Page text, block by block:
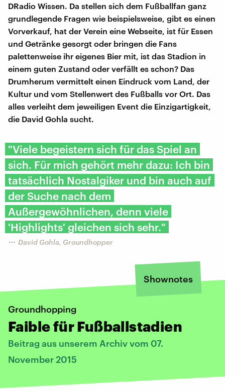
DRadio Wissen. Da stellen sich dem Fußballfan ganz
grundlegende Fragen wie beispielsweise, gibt es einen
Vorverkauf, hat der Verein eine Webseite, ist für Essen
und Getränke gesorgt oder bringen die Fans
palettenweise ihr eigenes Bier mit, ist das Stadion in
einem guten Zustand oder verfällt es schon? Das
Drumherum vermittelt einen Eindruck vom Land, der
Kultur und vom Stellenwert des Fußballs vor Ort. Das
alles verleiht dem jeweiligen Event die Einzigartigkeit,
die David Gohla sucht.
"Viele begeistern sich für das Spiel an
sich. Für mich gehört mehr dazu: Ich bin
tatsächlich Nostalgiker und bin auch auf
der Suche nach dem
Außergewöhnlichen, denn viele
'Highlights' gleichen sich sehr."
David Gohla, Groundhopper
Shownotes
Groundhopping
Faible für Fußballstadien
Beitrag aus unserem Archiv vom 07.
November 2015